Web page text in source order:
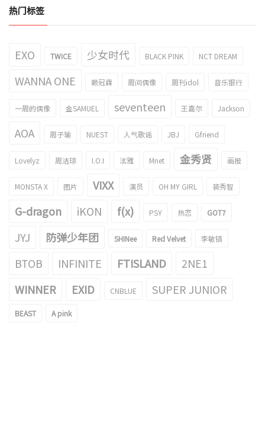
热门标签
EXO TWICE 少女时代 BLACK PINK NCT DREAM
WANNA ONE 赖冠霖 周间偶像 周刊idol 音乐银行
一周的偶像 金SAMUEL seventeen 王嘉尔 Jackson
AOA 周子瑜 NUEST 人气歌谣 JBJ Gfriend
Lovelyz 周洁琼 I.O.I 泫雅 Mnet 金秀贤 画报
MONSTA X 图片 VIXX 演员 OH MY GIRL 裴秀智
G-dragon iKON f(x) PSY 热恋 GOT7
JYJ 防弹少年团 SHINee Red Velvet 李敏镐
BTOB INFINITE FTISLAND
2NE1
WINNER
EXID CNBLUE SUPER JUNIOR
BEAST A pink